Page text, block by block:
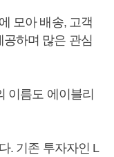
모아 배송, 고객
하며 많은 관심
이름도 에이블리
. 기존 투자자인 L